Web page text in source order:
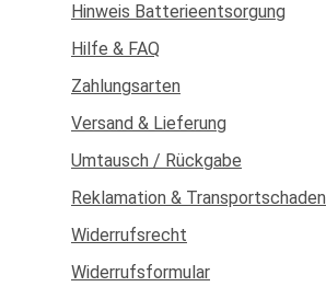
Hinweis Batterieentsorgung
Hilfe & FAQ
Zahlungsarten
Versand & Lieferung
Umtausch / Rückgabe
Reklamation & Transportschaden
Widerrufsrecht
Widerrufsformular